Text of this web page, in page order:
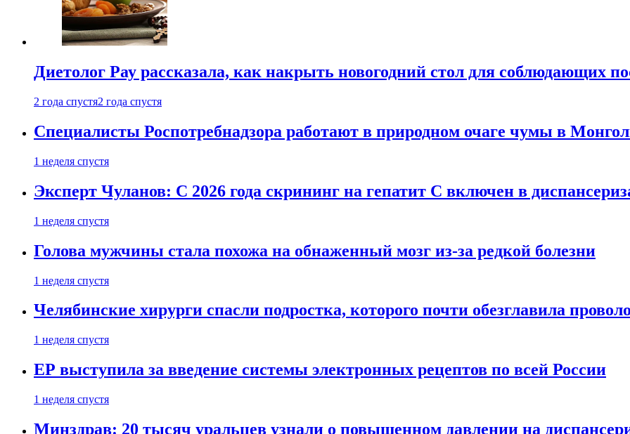
Диетолог Рау рассказала, как накрыть новогодний стол для соблюдающих
2 года спустя2 года спустя
Специалисты Роспотребнадзора работают в природном очаге чумы в
1 неделя спустя
Эксперт Чуланов: С 2026 года скрининг на гепатит С включен в
1 неделя спустя
Голова мужчины стала похожа на обнаженный мозг из-за редкой болезни
1 неделя спустя
Челябинские хирурги спасли подростка, которого почти обезглавила
1 неделя спустя
ЕР выступила за введение системы электронных рецептов по всей России
1 неделя спустя
Минздрав: 20 тысяч уральцев узнали о повышенном давлении на